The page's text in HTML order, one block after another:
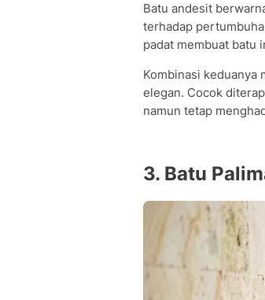
Batu andesit
terhadap
padat membuat batu
Kombinasi keduanya
elegan. Cocok
namun tetap
3. Batu